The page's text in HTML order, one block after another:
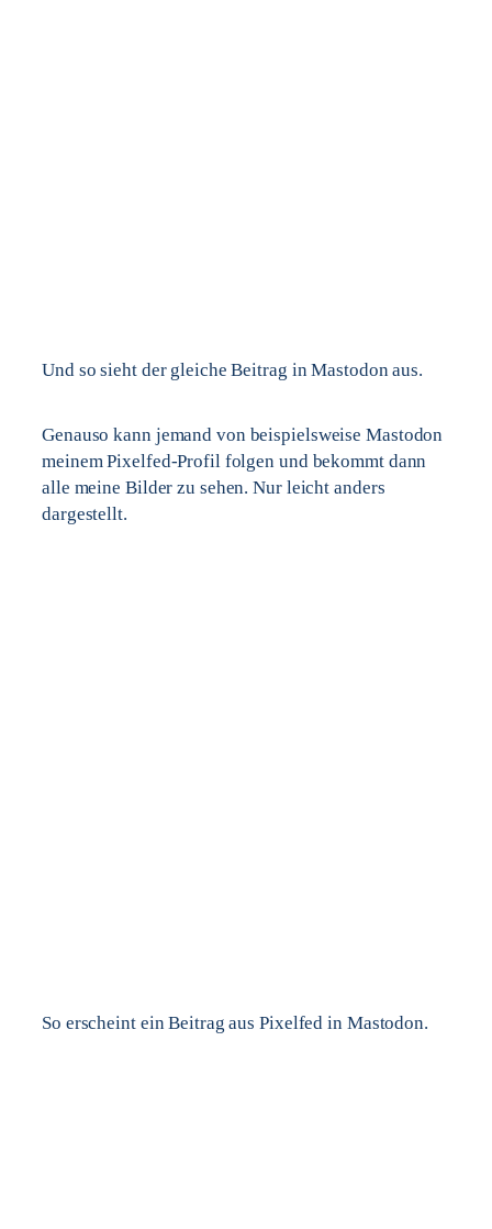
Und so sieht der gleiche Beitrag in Mastodon aus.
Genauso kann jemand von beispielsweise Mastodon
meinem Pixelfed-Profil folgen und bekommt dann
alle meine Bilder zu sehen. Nur leicht anders
dargestellt.
So erscheint ein Beitrag aus Pixelfed in Mastodon.